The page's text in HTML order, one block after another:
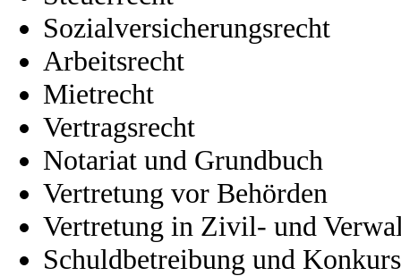
Sozialversicherungsrecht
Arbeitsrecht
Mietrecht
Vertragsrecht
Notariat und Grundbuch
Vertretung vor Behörden
Vertretung in Zivil- und
Schuldbetreibung und